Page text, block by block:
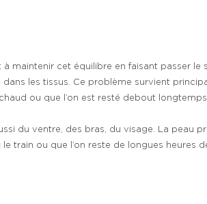
maintenir cet équilibre en faisant passer le
les tissus. Ce problème survient
ou que l’on est resté debout longtemps.
du ventre, des bras, du visage. La peau
train ou que l’on reste de longues heures